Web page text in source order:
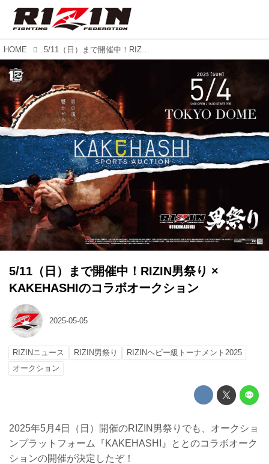
HOME 5/11（日）まで開催中！RIZIN男祭り × KAKEHASHIのコラボオークション
5/11（日）まで開催中！RIZIN男祭り ×
KAKEHASHIのコラボオークション
2025-05-05
RIZINニュース RIZIN男祭り
RIZINヘビー級トーナメント2025
オークション
2025年5月4日（日）開催のRIZIN男祭りでも、オークショ
ンプラットフォーム『KAKEHASHI』ととのコラボオーク
ションの開催が決定したぞ！